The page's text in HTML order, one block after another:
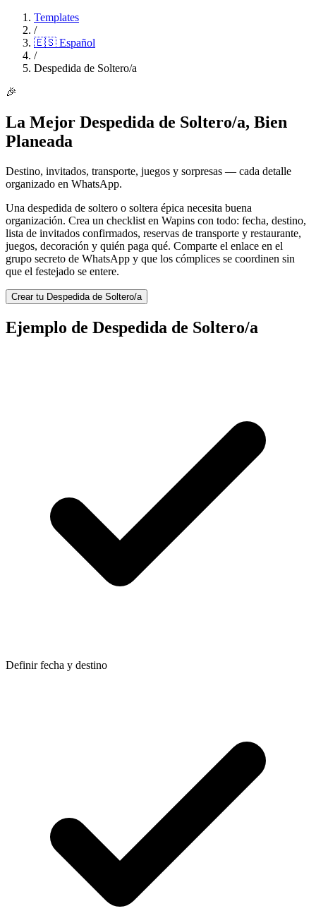
Templates
/
🇪🇸 Español
/
Despedida de Soltero/a
🎉
La Mejor Despedida de Soltero/a, Bien
Planeada
Destino, invitados, transporte, juegos y sorpresas — cada detalle
organizado en WhatsApp.
Una despedida de soltero o soltera épica necesita buena
organización. Crea un checklist en Wapins con todo: fecha, destino,
lista de invitados confirmados, reservas de transporte y restaurante,
juegos, decoración y quién paga qué. Comparte el enlace en el
grupo secreto de WhatsApp y que los cómplices se coordinen sin
que el festejado se entere.
Crear tu Despedida de Soltero/a
Ejemplo de Despedida de Soltero/a
Definir fecha y destino